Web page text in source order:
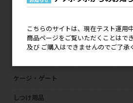
インテリア・ベッド
ケージ・ゲート
しつけ用品
こちらのサイトは、現在テスト運用中
商品ページをご覧いただくことはで
及び ご購入はできませんのでご了承